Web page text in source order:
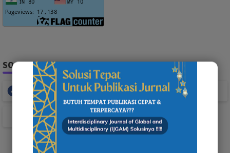
SOCIAL PLUGIN
Facebook Whatsapp
TikTok